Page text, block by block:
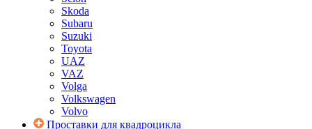
Skoda
Subaru
Suzuki
Toyota
UAZ
VAZ
Volga
Volkswagen
Volvo
Проставки для квадроцикла